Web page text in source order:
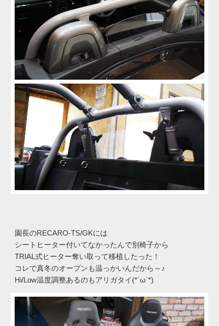
園長のRECARO-TS/GKには
シートヒーター付いてなかったんで別椅子から
TRIAL式ヒーター奪い取って移植したった！
コレで真冬のオープンも温っかいんだから～♪
Hi/Low温度調整あるのもアリガタイ(*´ω`*)